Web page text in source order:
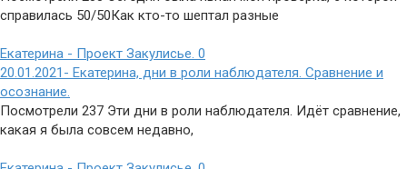
справилась 50/50Как кто-то шептал разные
Екатерина - Проект Закулисье. 0
20.01.2021- Екатерина, дни в роли наблюдателя. Сравнение и
осознание.
Посмотрели 237 Эти дни в роли наблюдателя. Идёт сравнение,
какая я была совсем недавно,